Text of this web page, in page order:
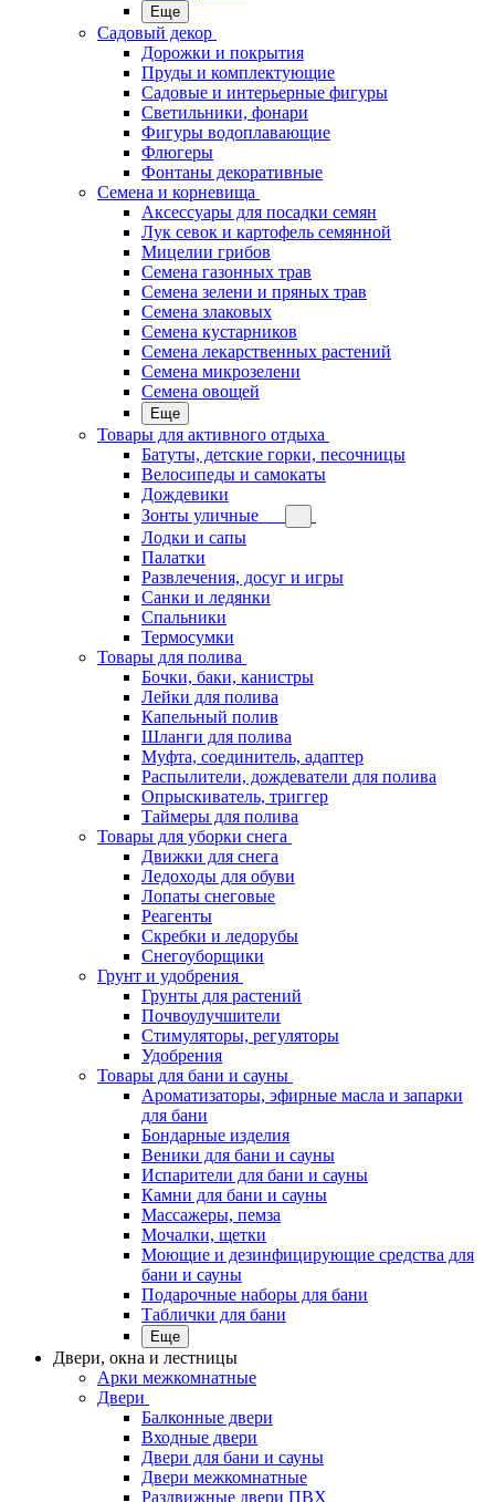
Еще
Садовый декор
Дорожки и покрытия
Пруды и комплектующие
Садовые и интерьерные фигуры
Светильники, фонари
Фигуры водоплавающие
Флюгеры
Фонтаны декоративные
Семена и корневища
Аксессуары для посадки семян
Лук севок и картофель семянной
Мицелии грибов
Семена газонных трав
Семена зелени и пряных трав
Семена злаковых
Семена кустарников
Семена лекарственных растений
Семена микрозелени
Семена овощей
Еще
Товары для активного отдыха
Батуты, детские горки, песочницы
Велосипеды и самокаты
Дождевики
Зонты уличные
Лодки и сапы
Палатки
Развлечения, досуг и игры
Санки и ледянки
Спальники
Термосумки
Товары для полива
Бочки, баки, канистры
Лейки для полива
Капельный полив
Шланги для полива
Муфта, соединитель, адаптер
Распылители, дождеватели для полива
Опрыскиватель, триггер
Таймеры для полива
Товары для уборки снега
Движки для снега
Ледоходы для обуви
Лопаты снеговые
Реагенты
Скребки и ледорубы
Снегоуборщики
Грунт и удобрения
Грунты для растений
Почвоулучшители
Стимуляторы, регуляторы
Удобрения
Товары для бани и сауны
Ароматизаторы, эфирные масла и запарки
для бани
Бондарные изделия
Веники для бани и сауны
Испарители для бани и сауны
Камни для бани и сауны
Массажеры, пемза
Мочалки, щетки
Моющие и дезинфицирующие средства для
бани и сауны
Подарочные наборы для бани
Таблички для бани
Еще
Двери, окна и лестницы
Арки межкомнатные
Двери
Балконные двери
Входные двери
Двери для бани и сауны
Двери межкомнатные
Раздвижные двери ПВХ